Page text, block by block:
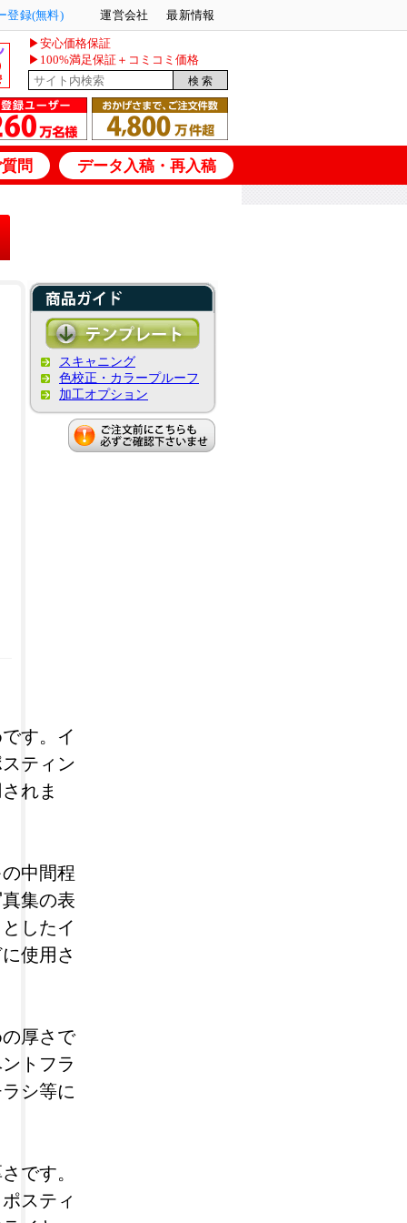
登録(無料) 運営会社 最新情報
▶安心価格保証
▶100%満足保証＋コミコミ価格
問 データ入稿・再入稿
す。イ
ティン
れま
中間程
集の表
したイ
使用さ
厚さで
トフラ
シ等に
です。
スティ
スキャニング
色校正・カラープルーフ
加工オプション